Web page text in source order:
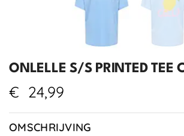
ONLELLE S/S PRINTED TEE
€ 24,99
OMSCHRIJVING